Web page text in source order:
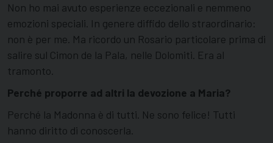
Non ho mai avuto esperienze eccezionali e nemmeno
emozioni speciali. In genere diffido dello straordinario:
non è per me. Ma ricordo un Rosario particolare prima di
salire sul Cimon de la Pala, nelle Dolomiti. Era al
tramonto.
Perché proporre ad altri la devozione a Maria?
Perché la Madonna è di tutti. Ne sono felice! Tutti
hanno diritto di conoscerla.